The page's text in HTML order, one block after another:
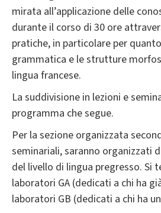
mirata all’applicazione delle
durante il corso di 30 ore
pratiche, in particolare per
grammatica e le strutture
lingua francese.
La suddivisione in lezioni e
programma che segue.
Per la sezione organizzata
seminariali, saranno organizzati
del livello di lingua pregresso. Si
laboratori GA (dedicati a chi ha
laboratori GB (dedicati a chi ha